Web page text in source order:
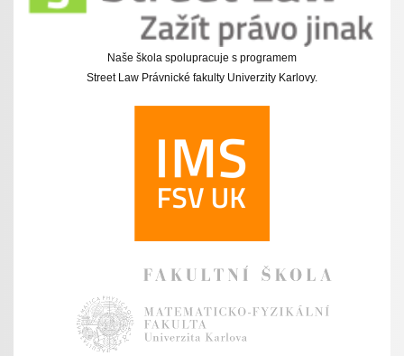
Naše škola spolupracuje s programem
Street Law Právnické fakulty Univerzity Karlovy.